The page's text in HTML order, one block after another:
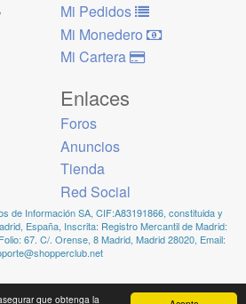
que obtenga la
Mi Pedidos
Mi Monedero
Mi Cartera
Enlaces
Foros
Anuncios
Tienda
Red Social
de Información SA, CIF:A83191866, constituida y
España, Inscrita: Registro Mercantil de Madrid:
67. C/. Orense, 8 Madrid, Madrid 28020, Email: